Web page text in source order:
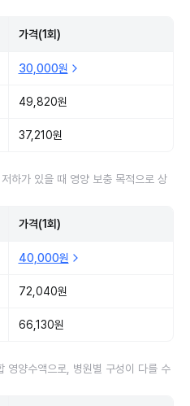
가격(1회)
30,000원
49,820원
37,210원
하가 있을 때 영양 보충 목적으로 상
가격(1회)
40,000원
72,040원
66,130원
영양수액으로, 병원별 구성이 다를 수